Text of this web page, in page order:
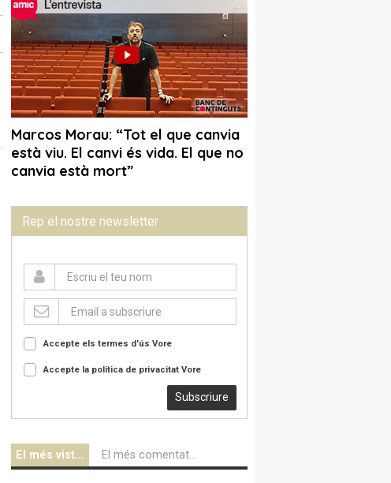
Rep el nostre newsletter
Accepte els termes d'ús Vore
Accepte la política de privacitat Vore
Subscriure
El més vist... El més comentat...